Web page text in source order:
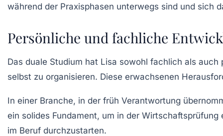
während der Praxisphasen unterwegs sind und sich
Persönliche und fachliche
Das duale Studium hat Lisa sowohl fachlich als auch
selbst zu organisieren. Diese erwachsenen
In einer Branche, in der früh Verantwortung
ein solides Fundament, um in der Wirtschaftsprüfung
im Beruf durchzustarten.